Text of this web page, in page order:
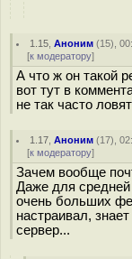
1.15 ,Аноним (15),
[к модератору]
А что ж он такой
вот тут в
не так часто
1.17 ,Аноним (17),
[к модератору]
Зачем вообще
Даже для
очень больших
настраивал,
сервер...